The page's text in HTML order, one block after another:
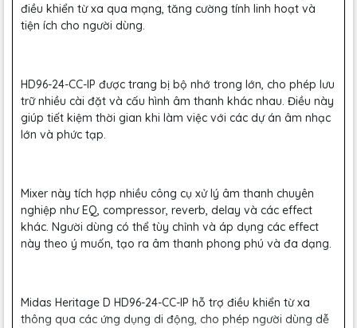
điều khiển từ xa qua mạng, tăng cường tính linh hoạt và
tiện ích cho người dùng.
HD96-24-CC-IP được trang bị bộ nhớ trong lớn, cho phép lưu
trữ nhiều cài đặt và cấu hình âm thanh khác nhau. Điều này
giúp tiết kiệm thời gian khi làm việc với các dự án âm nhạc
lớn và phức tạp.
Mixer này tích hợp nhiều công cụ xử lý âm thanh chuyên
nghiệp như EQ, compressor, reverb, delay và các effect
khác. Người dùng có thể tùy chỉnh và áp dụng các effect
này theo ý muốn, tạo ra âm thanh phong phú và đa dạng.
Midas Heritage D HD96-24-CC-IP hỗ trợ điều khiển từ xa
thông qua các ứng dụng di động, cho phép người dùng dễ